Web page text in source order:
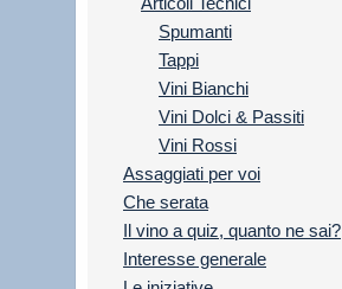
Spumanti
Tappi
Vini Bianchi
Vini Dolci & Passiti
Vini Rossi
Assaggiati per voi
Che serata
Il vino a quiz, quanto ne sai?
Interesse generale